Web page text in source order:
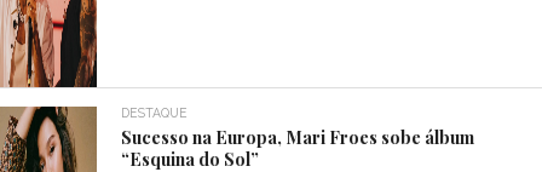
DESTAQUE
Sucesso na Europa, Mari Froes sobe álbum
“Esquina do Sol”